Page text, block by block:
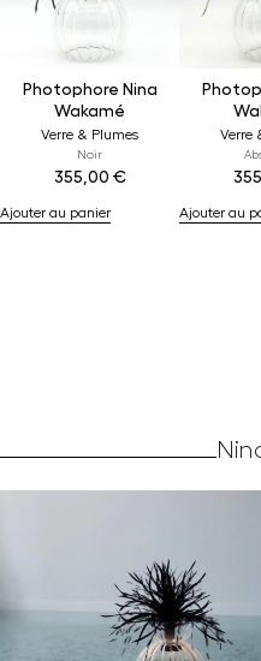
Photophore Nina
Wakamé
Verre & Plumes
Noir
355,00 €
Ajouter au panier
Verre
Ajouter au